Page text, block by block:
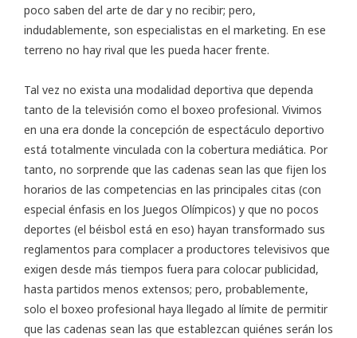
poco saben del arte de dar y no recibir; pero,
indudablemente, son especialistas en el marketing. En ese
terreno no hay rival que les pueda hacer frente.
Tal vez no exista una modalidad deportiva que dependa
tanto de la televisión como el boxeo profesional. Vivimos
en una era donde la concepción de espectáculo deportivo
está totalmente vinculada con la cobertura mediática. Por
tanto, no sorprende que las cadenas sean las que fijen los
horarios de las competencias en las principales citas (con
especial énfasis en los Juegos Olímpicos) y que no pocos
deportes (el béisbol está en eso) hayan transformado sus
reglamentos para complacer a productores televisivos que
exigen desde más tiempos fuera para colocar publicidad,
hasta partidos menos extensos; pero, probablemente,
solo el boxeo profesional haya llegado al límite de permitir
que las cadenas sean las que establezcan quiénes serán los